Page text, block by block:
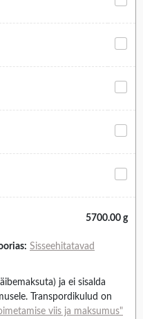
5700.00 g
Sisseehitatavad
ja ei sisalda
Transpordikulud on
viis ja maksumus"